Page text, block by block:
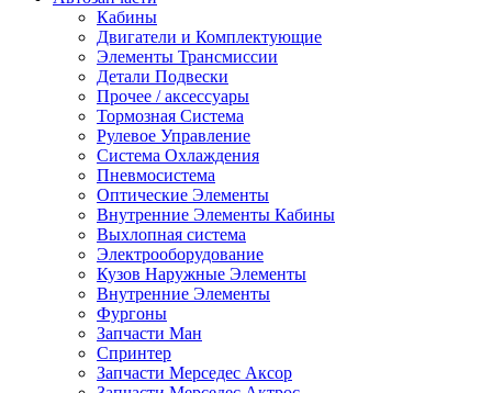
Кабины
Двигатели и Комплектующие
Элементы Трансмиссии
Детали Подвески
Прочее / аксессуары
Тормозная Система
Рулевое Управление
Система Охлаждения
Пневмосистема
Оптические Элементы
Внутренние Элементы Кабины
Выхлопная система
Электрооборудование
Кузов Наружные Элементы
Внутренние Элементы
Фургоны
Запчасти Ман
Спринтер
Запчасти Мерседес Аксор